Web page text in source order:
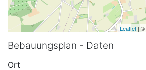
Leaflet | ©
Bebauungsplan - Daten
Ort